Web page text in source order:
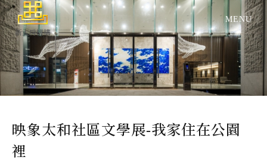
映象太和社區文學展-我家住在公園
裡
新大房機構